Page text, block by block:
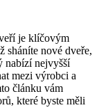
⁤je klíčovým⁣
sháníte nové ⁣dveře,​
nabízí nejvyšší
mezi výrobci a
článku vám‍
které ‌byste měli